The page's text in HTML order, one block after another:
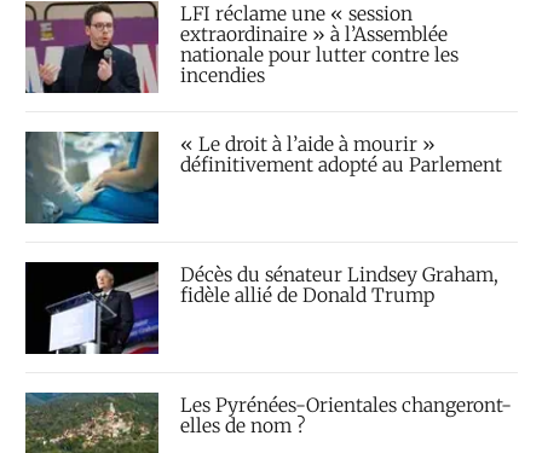
LFI réclame une « session
extraordinaire » à l’Assemblée
nationale pour lutter contre les
incendies
« Le droit à l’aide à mourir »
définitivement adopté au Parlement
Décès du sénateur Lindsey Graham,
fidèle allié de Donald Trump
Les Pyrénées-Orientales changeront-
elles de nom ?